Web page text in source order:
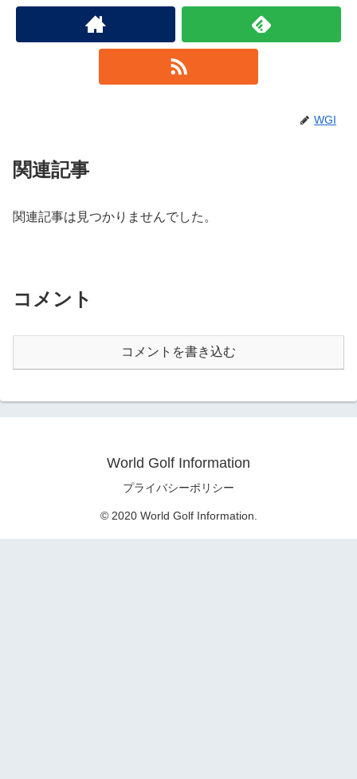
WGI
関連記事
関連記事は見つかりませんでした。
コメント
コメントを書き込む
World Golf Information
プライバシーポリシー
© 2020 World Golf Information.